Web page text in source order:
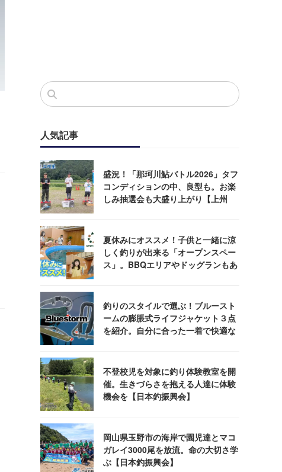
人気記事
盛況！「那珂川鮎バトル2026」タフ
コンディションの中、良型も。お楽
しみ抽選会も大盛り上がり【上州
夏休みにオススメ！子供と一緒に涼
しく釣りが出来る「オープンスペー
ス」。BBQエリアやドッグランもあ
釣りのスタイルで選ぶ！ブルースト
ームの膨脹式ライフジャケット３点
を紹介。自分に合った一着で快適な
不登校児を対象に釣り体験教室を開
催。生きづらさを抱える人達に体験
機会を【日本釣振興会】
岡山県玉野市の海岸で園児達とマコ
ガレイ3000尾を放流。命の大切さ学
ぶ【日本釣振興会】